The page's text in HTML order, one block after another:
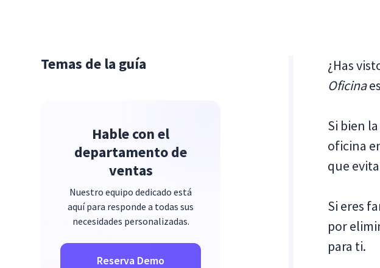
Temas de la guía
Hable con el
departamento de
ventas
Nuestro equipo dedicado está
aquí para responde a todas sus
necesidades personalizadas.
Reserva Demo
¿Has
Oficina
Si bien
oficina
que
Si eres
por
para ti.